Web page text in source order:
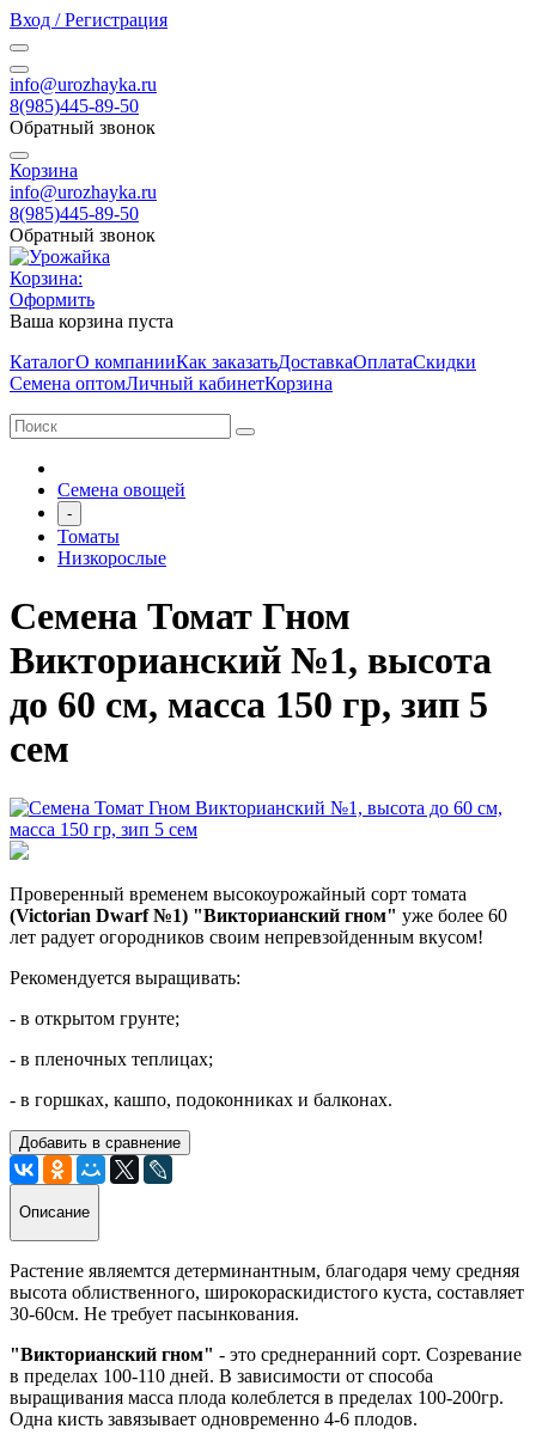
Вход / Регистрация
info@urozhayka.ru
8(985)445-89-50
Обратный звонок
Корзина
info@urozhayka.ru
8(985)445-89-50
Обратный звонок
Корзина:
Оформить
Ваша корзина пуста
КаталогО компанииКак заказатьДоставкаОплатаСкидки
Семена оптомЛичный кабинетКорзина
Семена овощей
-
Томаты
Низкорослые
Семена Томат Гном
Викторианский №1, высота
до 60 см, масса 150 гр, зип 5
сем
Проверенный временем высокоурожайный сорт томата
(Victorian Dwarf №1) "Викторианский гном" уже более 60
лет радует огородников своим непревзойденным вкусом!
Рекомендуется выращивать:
- в открытом грунте;
- в пленочных теплицах;
- в горшках, кашпо, подоконниках и балконах.
Добавить в сравнение
Описание
Растение являемтся детерминантным, благодаря чему средняя
высота облиственного, широкораскидистого куста, составляет
30-60см. Не требует пасынкования.
"Викторианский гном" - это среднеранний сорт. Созревание
в пределах 100-110 дней. В зависимости от способа
выращивания масса плода колеблется в пределах 100-200гр.
Одна кисть завязывает одновременно 4-6 плодов.